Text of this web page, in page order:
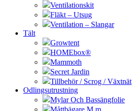
Ventilationskit
Fläkt – Utsug
Ventilation – Slangar
Tält
Growtent
HOMEbox®
Mammoth
Secret Jardin
Tillbehör / Scrog / Växtnät
Odlingsutrustning
Mylar Och Bassängfolie
Måttbägare M.m.